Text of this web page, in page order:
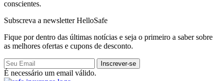
conscientes.
Subscreva a newsletter HelloSafe
Fique por dentro das últimas notícias e seja o primeiro a saber sobre
as melhores ofertas e cupons de desconto.
Inscrever-se
É necessário um email válido.